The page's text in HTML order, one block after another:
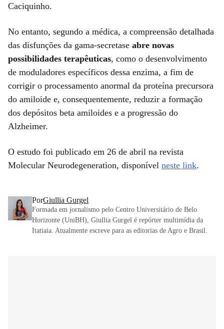
Caciquinho.
No entanto, segundo a médica, a compreensão detalhada
das disfunções da gama-secretase abre novas
possibilidades terapêuticas, como o desenvolvimento
de moduladores específicos dessa enzima, a fim de
corrigir o processamento anormal da proteína precursora
do amiloide e, consequentemente, reduzir a formação
dos depósitos beta amiloides e a progressão do
Alzheimer.
O estudo foi publicado em 26 de abril na revista
Molecular Neurodegeneration, disponível neste link.
PorGiullia Gurgel
Formada em jornalismo pelo Centro Universitário de Belo
Horizonte (UniBH), Giullia Gurgel é repórter multimídia da
Itatiaia. Atualmente escreve para as editorias de Agro e Brasil.